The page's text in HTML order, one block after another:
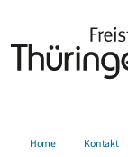
Home Kontakt